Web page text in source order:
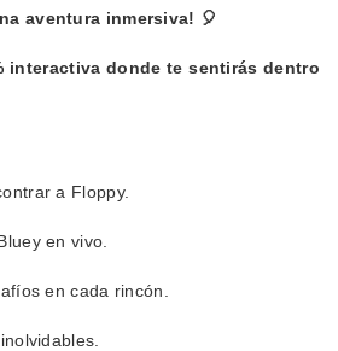
aventura inmersiva! 🎈
interactiva donde te sentirás dentro
a Floppy.
en vivo.
en cada rincón.